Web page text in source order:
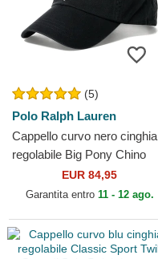
(5)
Polo Ralph Lauren
Cappello curvo nero cinghia
regolabile Big Pony Chino
Classic Sport di Polo Ralph
Lauren
EUR 84,95
Garantita entro 11 - 12 ago.